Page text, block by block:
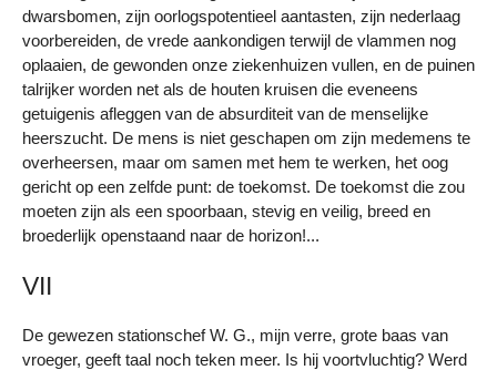
dwarsbomen, zijn oorlogspotentieel aantasten, zijn nederlaag
voorbereiden, de vrede aankondigen terwijl de vlammen nog
oplaaien, de gewonden onze ziekenhuizen vullen, en de puinen
talrijker worden net als de houten kruisen die eveneens
getuigenis afleggen van de absurditeit van de menselijke
heerszucht. De mens is niet geschapen om zijn medemens te
overheersen, maar om samen met hem te werken, het oog
gericht op een zelfde punt: de toekomst. De toekomst die zou
moeten zijn als een spoorbaan, stevig en veilig, breed en
broederlijk openstaand naar de horizon!...
VII
De gewezen stationschef W. G., mijn verre, grote baas van
vroeger, geeft taal noch teken meer. Is hij voortvluchtig? Werd